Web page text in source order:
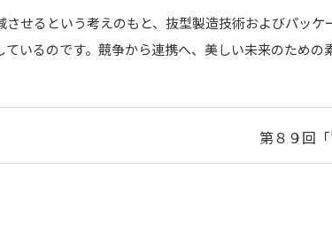
せるという考えのもと、抜型製造技術およびパッ
いるのです。競争から連携へ、美しい未来のための
第８９回